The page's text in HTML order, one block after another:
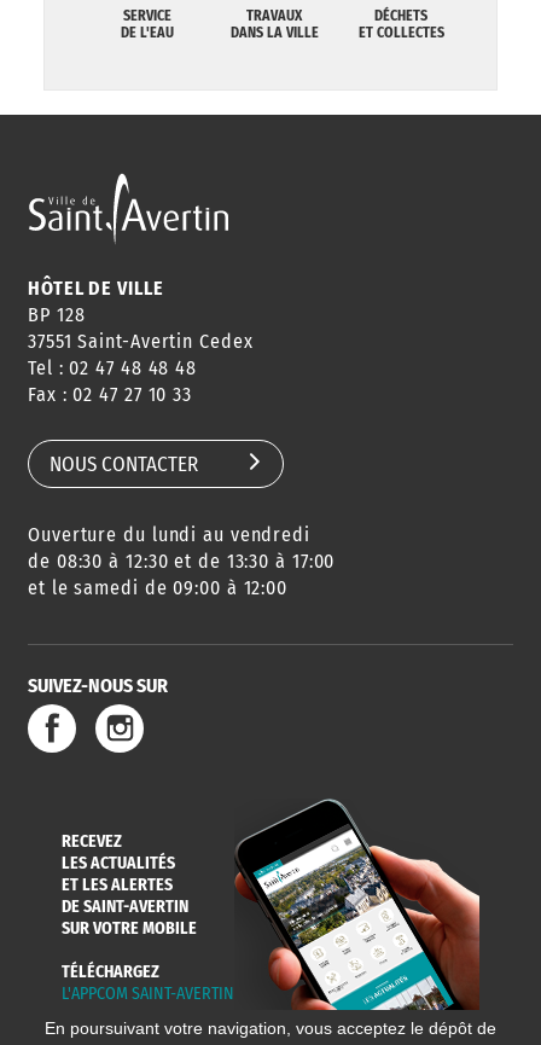
SERVICE
DE L'EAU
TRAVAUX
DANS LA VILLE
DÉCHETS
ET COLLECTES
HÔTEL DE VILLE
BP 128
37551 Saint-Avertin Cedex
Tel : 02 47 48 48 48
Fax : 02 47 27 10 33
NOUS CONTACTER
Ouverture du lundi au vendredi
de 08:30 à 12:30 et de 13:30 à 17:00
et le samedi de 09:00 à 12:00
SUIVEZ-NOUS SUR
RECEVEZ
LES ACTUALITÉS
ET LES ALERTES
DE SAINT-AVERTIN
SUR VOTRE MOBILE
TÉLÉCHARGEZ
L'APPCOM SAINT-AVERTIN
En poursuivant votre navigation, vous acceptez le dépôt de